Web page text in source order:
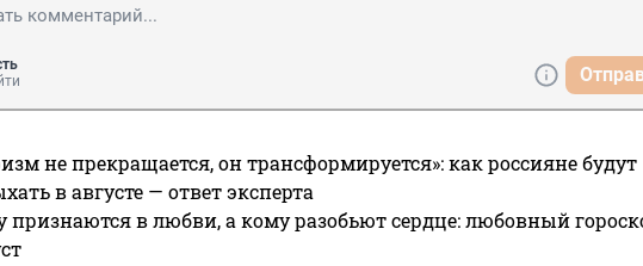
не прекращается, он трансформируется»: как россияне будут
в августе — ответ эксперта
признаются в любви, а кому разобьют сердце: любовный